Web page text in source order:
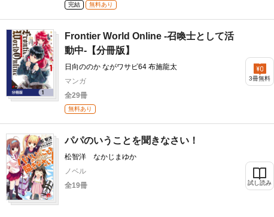
完結 無料あり
Frontier World Online ‐召喚士として活
動中‐【分冊版】
日向ののか ながワサビ64 布施龍太
マンガ
全29冊
無料あり
3冊無料
パパのいうことを聞きなさい！
松智洋 なかじまゆか
ノベル
全19冊
試し読み